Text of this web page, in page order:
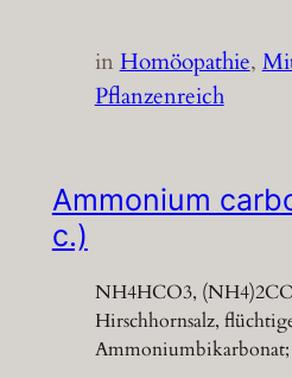
inHomöopathie,
Pflanzenreich
Ammonium
c.)
NH4HCO3,
Hirschhornsalz,
Ammoniumbikarbonat;